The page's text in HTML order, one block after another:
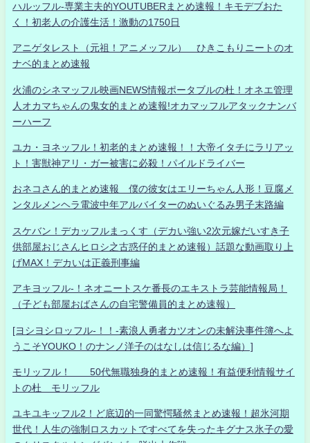
ハルッフル-専業主夫的YOUTUBERまとめ速報！キモデブおた
く！初老人の介護生活！激動の1750日
アニゲタレスト（元祖！アニメッフル） ひきこもりニートのオ
ナベ的まとめ速報
火浦のシネマッフル映画NEWS情報ポータブルの杜！オネエ管理
人オカマちゃんの鬼女的まとめ速報!オカマッフルアタックナンバ
ーハーフ
ユカ・ヨネッフル！初老的まとめ速報！！大帝イタチにラリアッ
ト！害獣神アリ・ガー被害に必殺！パイルドライバー
おネコさん的まとめ速報 僕の彼女はエリーちゃん人形！豆腐メ
ンタルメンヘラ電波中年アルバイターのぬいぐるみ男子末路編
スケバン！デカッフルまっくす（デカい強い2次元嫁だいすき子
供部屋おじさんヒロシ之古惑仔的まとめ速報）話題な動画取り上
げMAX！デカいは正義刑事編
アキヨッフル-！ネオニートスケ番長のエキストラ芸能情報局！
（子ども部屋おばさんの自宅警備員的まとめ速報）
[ヨシヨシロッフル-！！-素浪人勇者カツオンの未解決事件簿へよ
うこそYOUKO！のナンノ洋子のはなしは信じるな編）]
モリッフル！ 50代無職独身的まとめ速報！有益便利情報サイ
トの杜 モリッフル
ユキユキッフル2！ど底辺的一同驚愕騒然まとめ速報！超氷河期
世代！人生の強制ロスカットですべてを失ったキグナス氷子の愛